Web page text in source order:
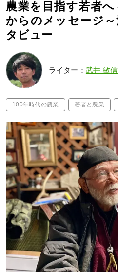
農業を目指す若者
からのメッセージ
タビュー
ライター： 武井 敏信
100年時代の農業 若者と農業